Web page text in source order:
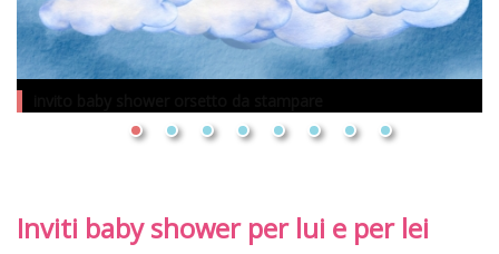
Inviti baby shower per lui e per lei